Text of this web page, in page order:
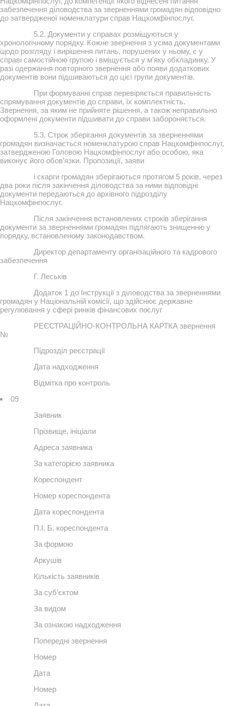
забезпечення діловодства за зверненнями громадян відповідно
до затвердженої номенклатури справ Нацкомфінпослуг.
5.2. Документи у справах розміщуються у
хронологічному порядку. Кожне звернення з усіма документами
щодо розгляду і вирішення питань, порушених у ньому, є у
справі самостійною групою і вміщується у м’яку обкладинку. У
разі одержання повторного звернення або появи додаткових
документів вони підшиваються до цієї групи документів.
При формуванні справ перевіряється правильність
спрямування документів до справи, їх комплектність.
Звернення, за яким не прийняте рішення, а також неправильно
оформлені документи підшивати до справи забороняється.
5.3. Строк зберігання документів за зверненнями
громадян визначається номенклатурою справ Нацкомфінпослуг,
затвердженою Головою Нацкомфінпослуг або особою, яка
виконує його обов’язки. Пропозиції, заяви
і скарги громадян зберігаються протягом 5 років, через
два роки після закінчення діловодства за ними відповідні
документи передаються до архівного підрозділу
Нацкомфінпослуг.
Після закінчення встановлених строків зберігання
документи за зверненнями громадян підлягають знищенню у
порядку, встановленому законодавством.
Директор департаменту організаційного та кадрового
забезпечення
Г. Леськів
Додаток 1 до Інструкції з діловодства за зверненнями
громадян у Національній комісії, що здійснює державне
регулювання у сфері ринків фінансових послуг
РЕЄСТРАЦІЙНО-КОНТРОЛЬНА КАРТКА звернення
№
Підрозділ реєстрації
Дата надходження
Відмітка про контроль
09
Заявник
Прізвище, ініціали
Адреса заявника
За категорією заявника
Кореспондент
Номер кореспондента
Дата кореспондента
П.І. Б. кореспондента
За формою
Аркушів
Кількість заявників
За суб’єктом
За видом
За ознакою надходження
Попередні звернення
Номер
Дата
Номер